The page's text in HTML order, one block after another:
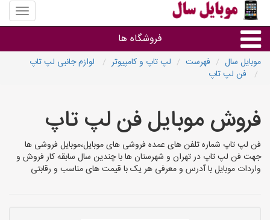
منوی
سایت
سال
فروشگاه ها
سایر گروه ها
فروشگاه های موبایل
موبایل سال فهرست لپ تاپ و کامپیوتر
لوازم جانبی لپ تاپ
فن لپ تاپ
فروش موبایل فن لپ تاپ
فن لپ تاپ شماره تلفن های عمده فروشی های موبایل،موبایل فروشی ها
جهت فن لپ تاپ در تهران و شهرستان ها با چندین سال سابقه کار فروش و
واردات موبایل با آدرس و معرفی هر یک با قیمت های مناسب و رقابتی